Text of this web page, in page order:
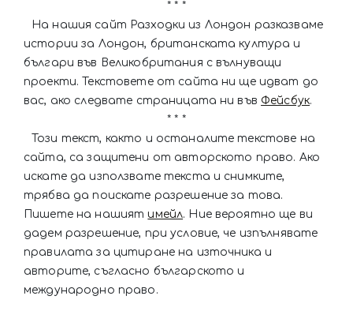
* * *
На нашия сайт Разходки из Лондон разказваме
истории за Лондон, британската култура и
българи във Великобритания с вълнуващи
проекти. Текстовете от сайта ни ще идват до
вас, ако следвате страницата ни във Фейсбук.
* * *
Този текст, както и останалите текстове на
сайта, са защитени от авторското право. Ако
искате да използвате текста и снимките,
трябва да поискате разрешение за това.
Пишете на нашиятимейл. Ние вероятно ще ви
дадем разрешение, при условие, че изпълнявате
правилата за цитиране на източника и
авторите, съгласно българското и
международно право.